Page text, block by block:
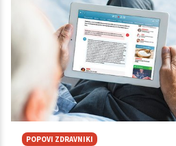
POPOVI ZDRAVNIKI